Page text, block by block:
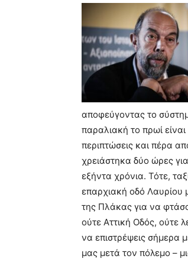
αποφεύγοντας το
παραλιακή το πρωί
περιπτώσεις και πέρα
χρειάστηκα δύο ώρες
εξήντα χρόνια. Τότε,
επαρχιακή οδό Λαυρίου
της Πλάκας για να
ούτε Αττική Οδός, ούτε
να επιστρέψεις σήμερα
μας μετά τον πόλεμο –